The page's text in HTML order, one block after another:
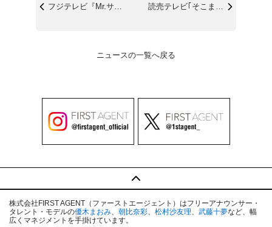
フジテレビ『Mr.サンデーSP』10/1... 読売テレビ｢そこまで言って委員会NP｣1...
ニュースの一覧へ戻る
株式会社FIRST AGENT（ファーストエージェント）はフリーアナウンサー・
タレント・モデルの優木まおみ、 朝比奈彩、 松村沙友理、 武藤十夢など、幅
広くマネジメントを手掛けています。